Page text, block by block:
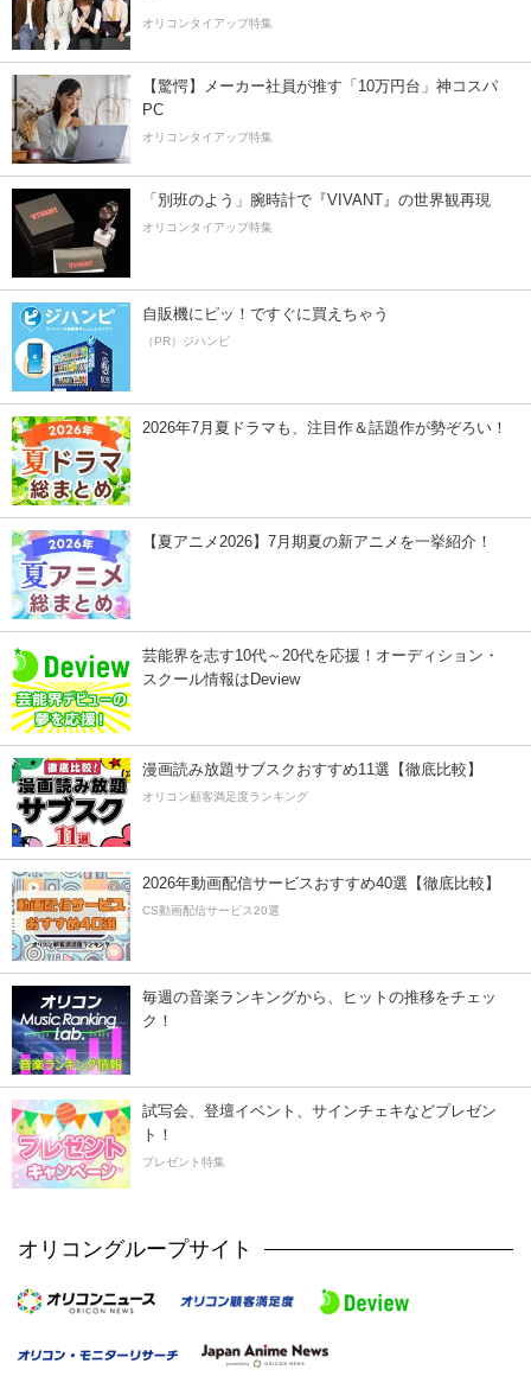
オリコンタイアップ特集
【驚愕】メーカー社員が推す「10万円台」神コスパ
PC
オリコンタイアップ特集
「別班のよう」腕時計で『VIVANT』の世界観再現
オリコンタイアップ特集
自販機にピッ！ですぐに買えちゃう
（PR）ジハンピ
2026年7月夏ドラマも、注目作＆話題作が勢ぞろい！
【夏アニメ2026】7月期夏の新アニメを一挙紹介！
芸能界を志す10代～20代を応援！オーディション・
スクール情報はDeview
漫画読み放題サブスクおすすめ11選【徹底比較】
オリコン顧客満足度ランキング
2026年動画配信サービスおすすめ40選【徹底比較】
CS動画配信サービス20選
毎週の音楽ランキングから、ヒットの推移をチェッ
ク！
試写会、登壇イベント、サインチェキなどプレゼン
ト！
プレゼント特集
オリコングループサイト